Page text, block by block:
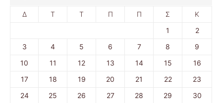
Δ Τ Τ Π Π Σ
Κ
1
2
3
4 5 6 7 8
9
10
11 12 13 14 15
16
17
18 19 20 21 22
23
24
25 26 27 28 29 30